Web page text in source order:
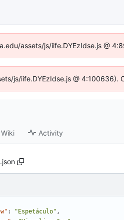
assets/js/iife.DYEzIdse.js @
js/iife.DYEzIdse.js @ 4:100636).
Wiki Activity
: "Espetáculo" ,